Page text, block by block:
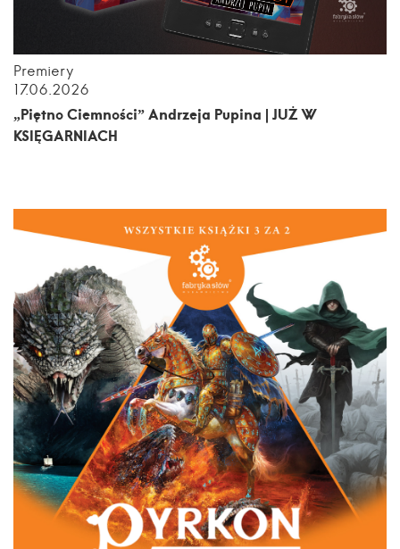
Premiery
17.06.2026
„Piętno Ciemności” Andrzeja Pupina | JUŻ W
KSIĘGARNIACH